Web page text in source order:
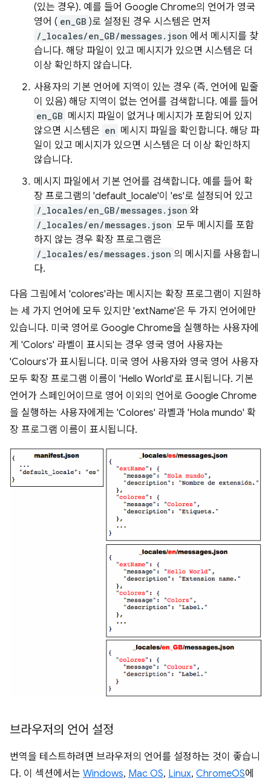
(있는 경우). 예를 들어 Google Chrome의 언어가 영국
영어 ( en_GB )로 설정된 경우 시스템은 먼저
/_locales/en_GB/messages.json 에서 메시지를 찾
습니다. 해당 파일이 있고 메시지가 있으면 시스템은 더
이상 확인하지 않습니다.
사용자의 기본 언어에 지역이 있는 경우 (즉, 언어에 밑줄
이 있음) 해당 지역이 없는 언어를 검색합니다. 예를 들어
en_GB 메시지 파일이 없거나 메시지가 포함되어 있지
않으면 시스템은 en 메시지 파일을 확인합니다. 해당 파
일이 있고 메시지가 있으면 시스템은 더 이상 확인하지
않습니다.
메시지 파일에서 기본 언어를 검색합니다. 예를 들어 확
장 프로그램의 'default_locale'이 'es'로 설정되어 있고
/_locales/en_GB/messages.json 와
/_locales/en/messages.json 모두 메시지를 포함
하지 않는 경우 확장 프로그램은
/_locales/es/messages.json 의 메시지를 사용합니
다.
다음 그림에서 'colores'라는 메시지는 확장 프로그램이 지원하
는 세 가지 언어에 모두 있지만 'extName'은 두 가지 언어에만
있습니다. 미국 영어로 Google Chrome을 실행하는 사용자에
게 'Colors' 라벨이 표시되는 경우 영국 영어 사용자는
'Colours'가 표시됩니다. 미국 영어 사용자와 영국 영어 사용자
모두 확장 프로그램 이름이 'Hello World'로 표시됩니다. 기본
언어가 스페인어이므로 영어 이외의 언어로 Google Chrome
을 실행하는 사용자에게는 'Colores' 라벨과 'Hola mundo' 확
장 프로그램 이름이 표시됩니다.
브라우저의 언어 설정
번역을 테스트하려면 브라우저의 언어를 설정하는 것이 좋습니
다. 이 섹션에서는 Windows, Mac OS, Linux, ChromeOS에